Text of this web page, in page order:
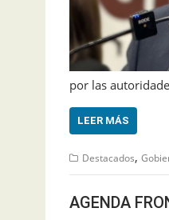
por las
LEER MÁS
Destacados,
AGENDA